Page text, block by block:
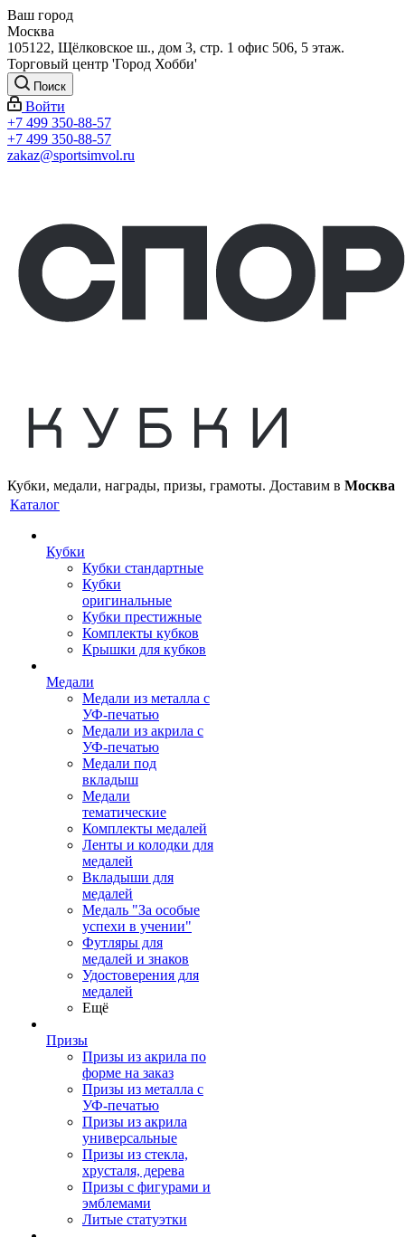
Ваш город
Москва
105122, Щёлковское ш., дом 3, стр. 1 офис 506, 5 этаж.
Торговый центр 'Город Хобби'
Поиск
Войти
+7 499 350-88-57
+7 499 350-88-57
zakaz@sportsimvol.ru
Кубки, медали, награды, призы, грамоты. Доставим в Москва
Каталог
Кубки
Кубки стандартные
Кубки
оригинальные
Кубки престижные
Комплекты кубков
Крышки для кубков
Медали
Медали из металла с
УФ-печатью
Медали из акрила с
УФ-печатью
Медали под
вкладыш
Медали
тематические
Комплекты медалей
Ленты и колодки для
медалей
Вкладыши для
медалей
Медаль "За особые
успехи в учении"
Футляры для
медалей и знаков
Удостоверения для
медалей
Ещё
Призы
Призы из акрила по
форме на заказ
Призы из металла с
УФ-печатью
Призы из акрила
универсальные
Призы из стекла,
хрусталя, дерева
Призы с фигурами и
эмблемами
Литые статуэтки